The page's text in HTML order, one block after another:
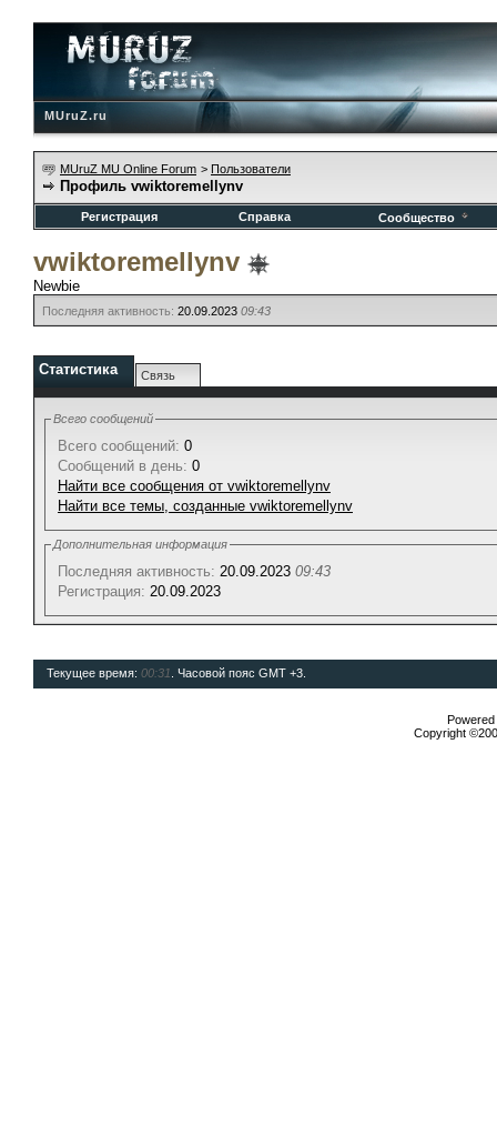
MUruZ.ru
MUruZ MU Online Forum > Пользователи
Профиль vwiktoremellynv
Регистрация Справка Сообщество
vwiktoremellynv
Newbie
Последняя активность: 20.09.2023 09:43
Статистика Связь
Всего сообщений
Всего сообщений: 0
Сообщений в день: 0
Найти все сообщения от vwiktoremellynv
Найти все темы, созданные vwiktoremellynv
Дополнительная информация
Последняя активность: 20.09.2023 09:43
Регистрация: 20.09.2023
Текущее время: 00:31 . Часовой пояс GMT +3.
Copyright